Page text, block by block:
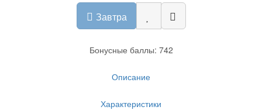
Завтра
Бонусные баллы: 742
Описание
Характеристики